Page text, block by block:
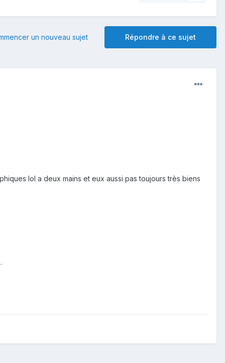
Répondre à ce sujet
un nouveau sujet
lol a deux mains et eux aussi pas toujours très biens